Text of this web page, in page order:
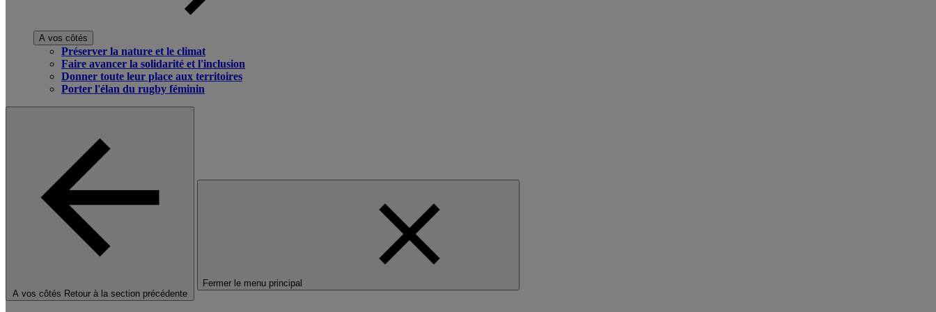
A vos côtés
Préserver la nature et le climat
Faire avancer la solidarité et l'inclusion
Donner toute leur place aux territoires
Porter l'élan du rugby féminin
A vos côtés Retour à la section précédente
Fermer le menu principal